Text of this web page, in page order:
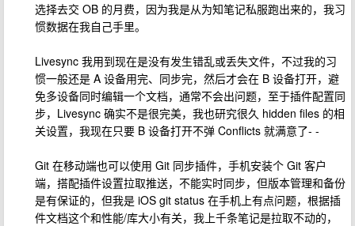
选择去交 OB 的月费，因为我是从为知笔记私服跑出来的，我习
惯数据在我自己手里。
Livesync 我用到现在是没有发生错乱或丢失文件，不过我的习
惯一般还是 A 设备用完、同步完，然后才会在 B 设备打开，避
免多设备同时编辑一个文档，通常不会出问题，至于插件配置同
步，Livesync 确实不是很完美，我也研究很久 hidden files 的相
关设置，我现在只要 B 设备打开不弹 Conflicts 就满意了- -
Git 在移动端也可以使用 Git 同步插件，手机安装个 Git 客户
端，搭配插件设置拉取推送，不能实时同步，但版本管理和备份
是有保证的，但我是 iOS git status 在手机上有点问题，根据插
件文档这个和性能/库大小有关，我上千条笔记是拉取不动的，